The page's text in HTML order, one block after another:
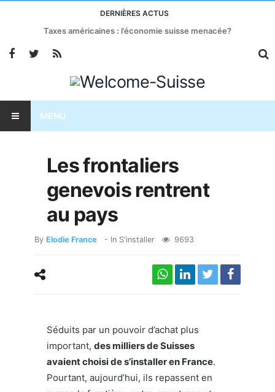
DERNIÈRES ACTUS
Taxes américaines : l’économie suisse menacée?
MENU
Les frontaliers
genevois rentrent
au pays
By Elodie France - In S'installer 9693
Séduits par un pouvoir d’achat plus
important, des milliers de Suisses
avaient choisi de s’installer en France.
Pourtant, aujourd’hui, ils repassent en